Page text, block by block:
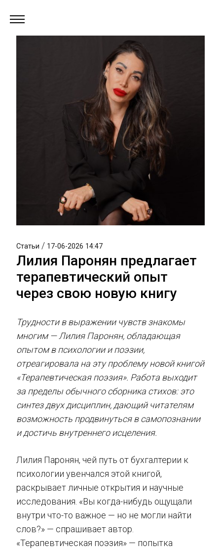
Статьи / 17-06-2026 14:47
Лилия Паронян предлагает
терапевтический опыт
через свою новую книгу
Трудности в выражении чувств знакомы
многим — Лилия Паронян, обладающая
опытом в психологии и поэзии,
отреагировала на эту проблему новой книгой
«Терапевтическая поэзия». Работа выходит
за пределы обычного сборника стихов: это
синтез двух дисциплин, дающий читателям
возможность продвинуться в самопознании
и достичь внутреннего исцеления.
Лилия Паронян, чей путь от бухгалтерии к
психологии увенчался этой книгой,
раскрывает личные открытия и научные
исследования. «Вы когда-нибудь ощущали
внутри что-то важное — но не могли найти
слов?» — спрашивает автор.
«Терапевтическая поэзия» — попытка